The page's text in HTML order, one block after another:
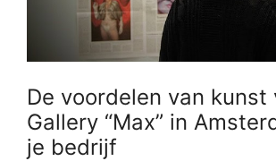
De voordelen van kunst
Gallery “Max” in
je bedrijf